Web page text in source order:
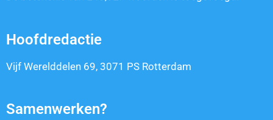
Hoofdredactie
Vijf Werelddelen 69, 3071 PS Rotterdam
Samenwerken?